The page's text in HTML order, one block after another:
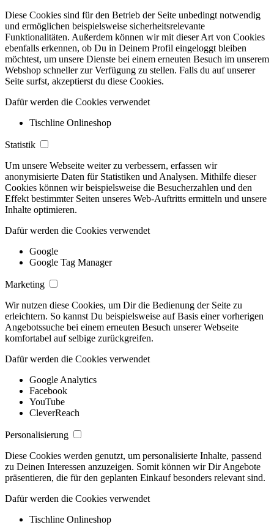
Diese Cookies sind für den Betrieb der Seite unbedingt notwendig
und ermöglichen beispielsweise sicherheitsrelevante
Funktionalitäten. Außerdem können wir mit dieser Art von Cookies
ebenfalls erkennen, ob Du in Deinem Profil eingeloggt bleiben
möchtest, um unsere Dienste bei einem erneuten Besuch im unserem
Webshop schneller zur Verfügung zu stellen. Falls du auf unserer
Seite surfst, akzeptierst du diese Cookies.
Dafür werden die Cookies verwendet
Tischline Onlineshop
Statistik
Um unsere Webseite weiter zu verbessern, erfassen wir
anonymisierte Daten für Statistiken und Analysen. Mithilfe dieser
Cookies können wir beispielsweise die Besucherzahlen und den
Effekt bestimmter Seiten unseres Web-Auftritts ermitteln und unsere
Inhalte optimieren.
Dafür werden die Cookies verwendet
Google
Google Tag Manager
Marketing
Wir nutzen diese Cookies, um Dir die Bedienung der Seite zu
erleichtern. So kannst Du beispielsweise auf Basis einer vorherigen
Angebotssuche bei einem erneuten Besuch unserer Webseite
komfortabel auf selbige zurückgreifen.
Dafür werden die Cookies verwendet
Google Analytics
Facebook
YouTube
CleverReach
Personalisierung
Diese Cookies werden genutzt, um personalisierte Inhalte, passend
zu Deinen Interessen anzuzeigen. Somit können wir Dir Angebote
präsentieren, die für den geplanten Einkauf besonders relevant sind.
Dafür werden die Cookies verwendet
Tischline Onlineshop